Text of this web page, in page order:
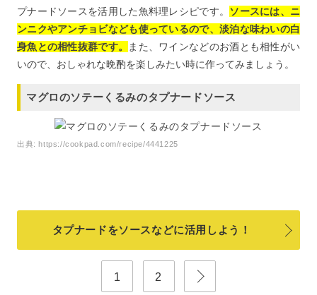
プナードソースを活用した魚料理レシピです。
ソースには、ニ
ンニクやアンチョビなども使っているので、淡泊な味わいの白
身魚との相性抜群です。
また、ワインなどのお酒とも相性がい
いので、おしゃれな晩酌を楽しみたい時に作ってみましょう。
マグロのソテーくるみのタプナードソース
出典:https://cookpad.com/recipe/4441225
タプナードをソースなどに活用しよう！
1 2